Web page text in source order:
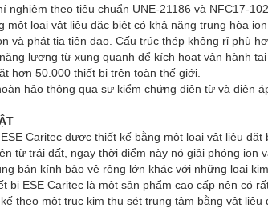
nghiệm theo tiêu chuẩn UNE-21186 và NFC17-102.
một loại vật liệu đặc biệt có khả năng trung hòa
và phát tia tiên đạo. Cấu trúc thép không rỉ phù
lượng từ xung quanh để kích hoạt vận hành tại
hơn 50.000 thiết bị trên toàn thế giới.
hảo thông qua sự kiểm chứng điện từ và điện
Caritec được thiết kế bằng một loại vật liệu
từ trái đất, ngay thời điểm này nó giải phóng ion
bán kính bảo vệ rộng lớn khác với những loại
bị ESE Caritec là một sản phẩm cao cấp nên có
theo một trục kim thu sét trung tâm bằng vật